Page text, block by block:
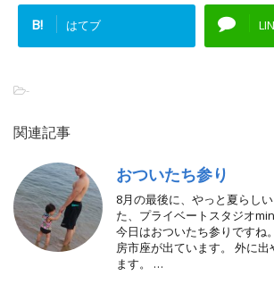
B! はてブ
-
関連記事
おついたち参り
8月の最後に、やっと夏らし
た、プライベートスタジオ
今日はおついたち参りですね
房市座が出ています。 外に出
ます。 …